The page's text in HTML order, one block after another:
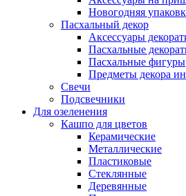
Новогодняя
Пасхальный декор
Аксессуары
Пасхальные
Пасхальные фигуры
Предметы декора
Свечи
Подсвечники
Для озеленения
Кашпо для цветов
Керамические
Металлические
Пластиковые
Стеклянные
Деревянные